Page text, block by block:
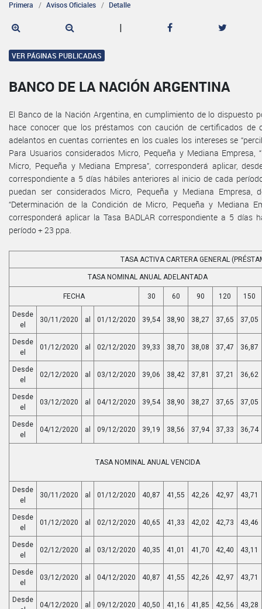
Primera Avisos Oficiales Detalle
|
VER PÁGINAS PUBLICADAS
BANCO DE LA NACIÓN ARGENTINA
El Banco de la Nación Argentina, en cumplimiento de lo dispuesto
hace conocer que los préstamos con caución de certificados
adelantos en cuentas corrientes en los cuales los intereses se
Para Usuarios considerados Micro, Pequeña y Mediana Empresa,
Micro, Pequeña y Mediana Empresa”, corresponderá aplicar,
correspondiente a 5 días hábiles anteriores al inicio de cada
puedan ser considerados Micro, Pequeña y Mediana
“Determinación de la Condición de Micro, Pequeña y Mediana
corresponderá aplicar la Tasa BADLAR correspondiente a 5 días
período + 23 ppa.
TASA ACTIVA CARTERA GENERAL
TASA NOMINAL ANUAL ADELANTADA
FECHA 30 60 90 120 150
Desde
el
30/11/2020 al 01/12/2020 39,54 38,90 38,27 37,65 37,05
Desde
el
01/12/2020 al 02/12/2020 39,33 38,70 38,08 37,47 36,87
Desde
el
02/12/2020 al 03/12/2020 39,06 38,42 37,81 37,21 36,62
Desde
el
03/12/2020 al 04/12/2020 39,54 38,90 38,27 37,65 37,05
Desde
el
04/12/2020 al 09/12/2020 39,19 38,56 37,94 37,33 36,74
TASA NOMINAL ANUAL VENCIDA
Desde
el
30/11/2020 al 01/12/2020 40,87 41,55 42,26 42,97 43,71
Desde
el
01/12/2020 al 02/12/2020 40,65 41,33 42,02 42,73 43,46
Desde
el
02/12/2020 al 03/12/2020 40,35 41,01 41,70 42,40 43,11
Desde
el
03/12/2020 al 04/12/2020 40,87 41,55 42,26 42,97 43,71
Desde
04/12/2020 al 09/12/2020 40,50 41,16 41,85 42,56 43,28